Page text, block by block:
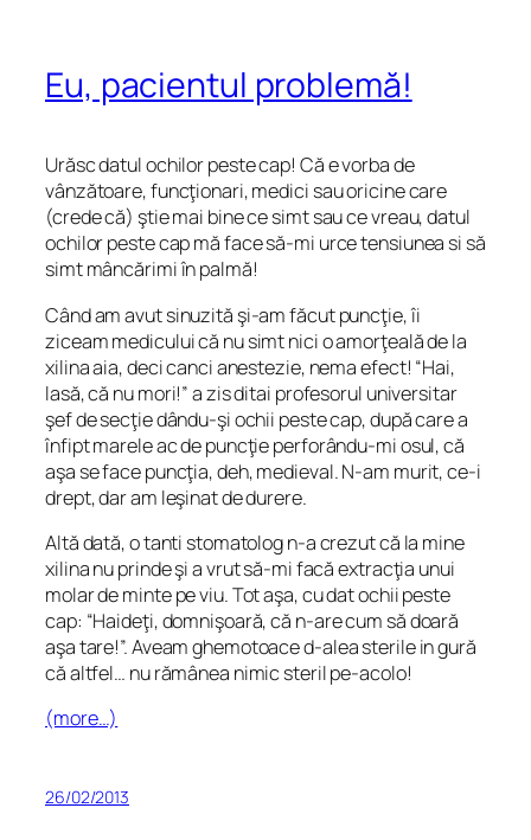
Eu, pacientul problemă!
Urăsc datul ochilor peste cap! Că e vorba de
vânzătoare, funcţionari, medici sau oricine care
(crede că) ştie mai bine ce simt sau ce vreau, datul
ochilor peste cap mă face să-mi urce tensiunea si să
simt mâncărimi în palmă!
Când am avut sinuzită şi-am făcut puncţie, îi
ziceam medicului că nu simt nici o amorţeală de la
xilina aia, deci canci anestezie, nema efect! “Hai,
lasă, că nu mori!” a zis ditai profesorul universitar
şef de secţie dându-şi ochii peste cap, după care a
înfipt marele ac de puncţie perforându-mi osul, că
aşa se face puncţia, deh, medieval. N-am murit, ce-i
drept, dar am leşinat de durere.
Altă dată, o tanti stomatolog n-a crezut că la mine
xilina nu prinde şi a vrut să-mi facă extracţia unui
molar de minte pe viu. Tot aşa, cu dat ochii peste
cap: “Haideţi, domnişoară, că n-are cum să doară
aşa tare!”. Aveam ghemotoace d-alea sterile in gură
că altfel… nu rămânea nimic steril pe-acolo!
(more…)
26/02/2013